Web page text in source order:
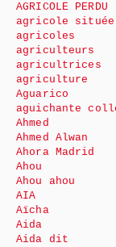
AGRICOLE PERDU
agricole située
agricoles
agriculteurs
agricultrices
agriculture
Aguarico
aguichante
Ahmed
Ahmed Alwan
Ahora Madrid
Ahou
Ahou ahou
AIA
Aïcha
Aida
Aida dit